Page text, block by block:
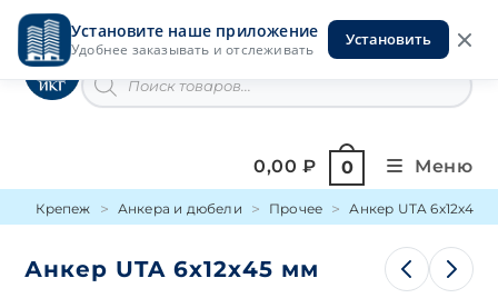
Установите наше приложение
Удобнее заказывать и отслеживать
Установить
Перейти
содержимомуИнструменты на Горской
товаров
0,00₽ 0 Меню
Крепеж Анкера и дюбели Прочее Анкер UTA 6х12х45
Анкер UTA 6х12х45 мм